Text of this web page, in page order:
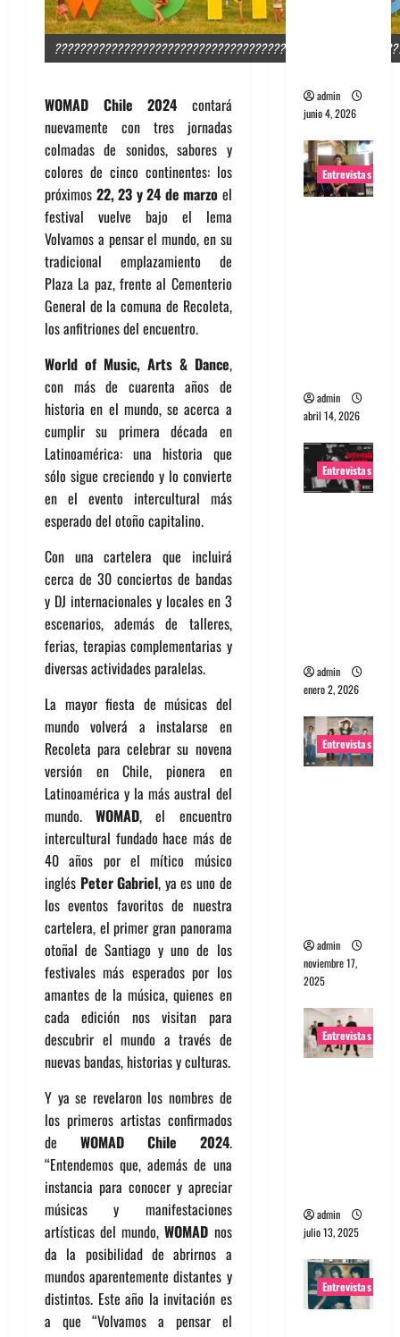
WOMAD Chile 2024 contará
nuevamente con tres jornadas
colmadas de sonidos, sabores y
colores de cinco continentes: los
próximos 22, 23 y 24 de marzo el
festival vuelve bajo el lema
Volvamos a pensar el mundo, en su
tradicional emplazamiento de
Plaza La paz, frente al Cementerio
General de la comuna de Recoleta,
los anfitriones del encuentro.
World of Music, Arts & Dance,
con más de cuarenta años de
historia en el mundo, se acerca a
cumplir su primera década en
Latinoamérica: una historia que
sólo sigue creciendo y lo convierte
en el evento intercultural más
esperado del otoño capitalino.
Con una cartelera que incluirá
cerca de 30 conciertos de bandas
y DJ internacionales y locales en 3
escenarios, además de talleres,
ferias, terapias complementarias y
diversas actividades paralelas.
La mayor fiesta de músicas del
mundo volverá a instalarse en
Recoleta para celebrar su novena
versión en Chile, pionera en
Latinoamérica y la más austral del
mundo.WOMAD, el encuentro
intercultural fundado hace más de
40 años por el mítico músico
inglés Peter Gabriel, ya es uno de
los eventos favoritos de nuestra
cartelera, el primer gran panorama
otoñal de Santiago y uno de los
festivales más esperados por los
amantes de la música, quienes en
cada edición nos visitan para
descubrir el mundo a través de
nuevas bandas, historias y culturas.
Y ya se revelaron los nombres de
los primeros artistas confirmados
de WOMAD Chile 2024.
“Entendemos que, además de una
instancia para conocer y apreciar
músicas y manifestaciones
artísticas del mundo,WOMAD nos
da la posibilidad de abrirnos a
mundos aparentemente distantes y
distintos. Este año la invitación es
a que “Volvamos a pensar el
admin
junio 4, 2026
Entrevistas
admin
abril 14, 2026
Entrevistas
admin
enero 2, 2026
Entrevistas
admin
noviembre 17,
2025
Entrevistas
admin
julio 13, 2025
Entrevistas